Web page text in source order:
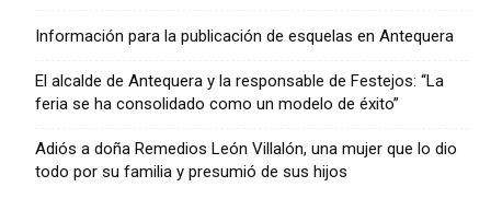
Información para la publicación de esquelas en Antequera
El alcalde de Antequera y la responsable de Festejos: “La
feria se ha consolidado como un modelo de éxito”
Adiós a doña Remedios León Villalón, una mujer que lo dio
todo por su familia y presumió de sus hijos